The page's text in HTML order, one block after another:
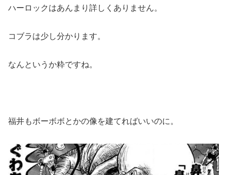
ハーロックはあんまり詳しくありません。
コブラは少し分かります。
なんというか粋ですね。
福井もボーボボとかの像を建てればいいのに。